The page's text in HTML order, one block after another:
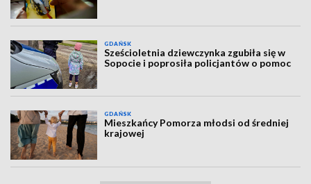
GDAŃSK
Sześcioletnia dziewczynka zgubiła się w
Sopocie i poprosiła policjantów o pomoc
GDAŃSK
Mieszkańcy Pomorza młodsi od średniej
krajowej